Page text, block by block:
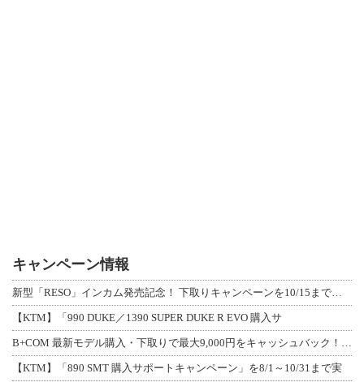
キャンペーン情報
新型「RESO」インカム発売記念！ 下取りキャンペーンを10/15まで延長して開
【KTM】「990 DUKE／1390 SUPER DUKE R EVO 購入サ
B+COM 最新モデル購入・下取りで最大9,000円をキャッシュバック！「B+F
【KTM】「890 SMT 購入サポートキャンペーン」を8/1～10/31まで実